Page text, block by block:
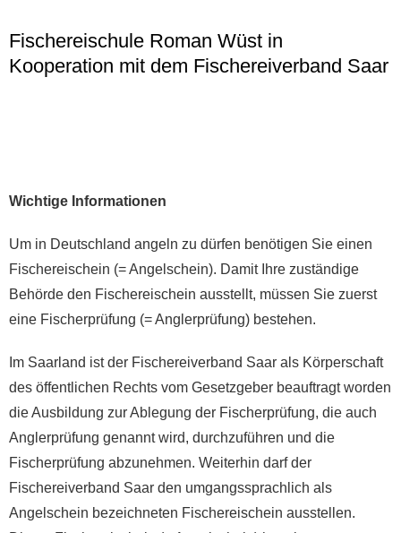
Fischereischule Roman Wüst in
Kooperation mit dem Fischereiverband Saar
Wichtige Informationen
Um in Deutschland angeln zu dürfen benötigen Sie einen
Fischereischein (= Angelschein). Damit Ihre zuständige
Behörde den Fischereischein ausstellt, müssen Sie zuerst
eine Fischerprüfung (= Anglerprüfung) bestehen.
Im Saarland ist der Fischereiverband Saar als Körperschaft
des öffentlichen Rechts vom Gesetzgeber beauftragt worden
die Ausbildung zur Ablegung der Fischerprüfung, die auch
Anglerprüfung genannt wird, durchzuführen und die
Fischerprüfung abzunehmen. Weiterhin darf der
Fischereiverband Saar den umgangssprachlich als
Angelschein bezeichneten Fischereischein ausstellen.